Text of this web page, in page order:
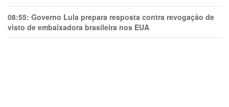
08:55: Governo Lula prepara resposta contra revogação de
visto de embaixadora brasileira nos EUA